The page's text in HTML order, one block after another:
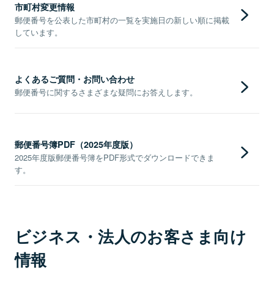
市町村変更情報
郵便番号を公表した市町村の一覧を実施日の新しい順に掲載
しています。
よくあるご質問・お問い合わせ
郵便番号に関するさまざまな疑問にお答えします。
郵便番号簿PDF（2025年度版）
2025年度版郵便番号簿をPDF形式でダウンロードできま
す。
ビジネス・法人のお客さま向け
情報